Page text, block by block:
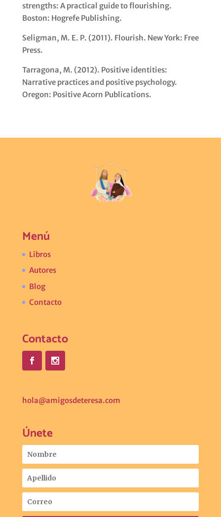
strengths: A practical guide to flourishing.
Boston: Hogrefe Publishing.
Seligman, M. E. P. (2011). Flourish. New York: Free
Press.
Tarragona, M. (2012). Positive identities:
Narrative practices and positive psychology.
Oregon: Positive Acorn Publications.
Menú
Libros
Autores
Blog
Contacto
Contacto
hola@amigosdeteresa.com
Únete